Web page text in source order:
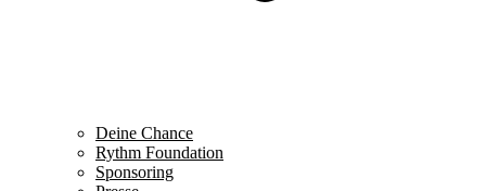
Deine Chance
Rythm Foundation
Sponsoring